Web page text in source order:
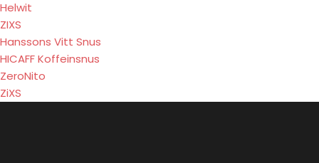
Helwit
ZIXS
Hanssons Vitt Snus
HICAFF Koffeinsnus
ZeroNito
ZiXS